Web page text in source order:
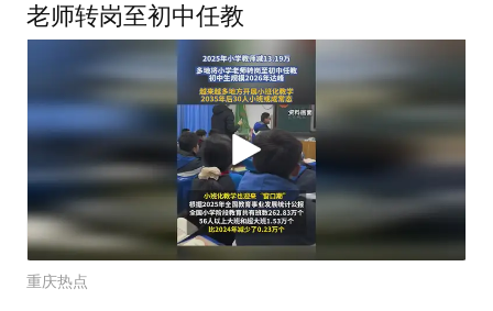
老师转岗至初中任教
重庆热点